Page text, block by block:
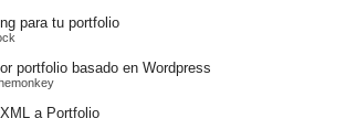
para tu portfolio
portfolio basado en Wordpress
a Portfolio